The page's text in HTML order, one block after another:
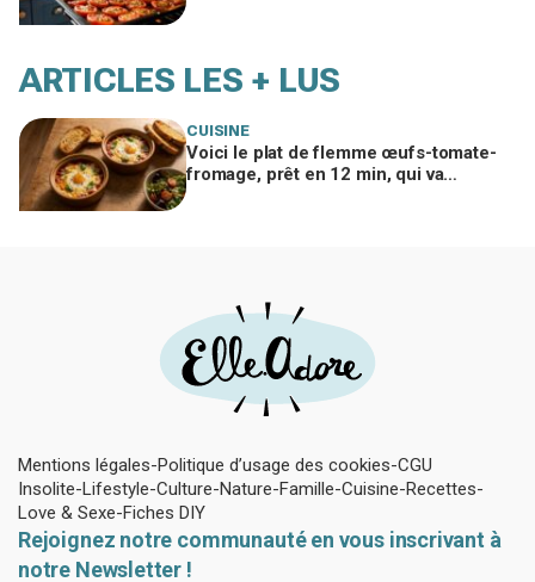
ARTICLES LES + LUS
CUISINE
Voici le plat de flemme œufs-tomate-
fromage, prêt en 12 min, qui va
Mentions légales Politique d’usage des cookies CGU
Insolite Lifestyle Culture Nature Famille Cuisine Recettes
Love & Sexe Fiches DIY
Rejoignez notre communauté en vous inscrivant à
notre Newsletter !